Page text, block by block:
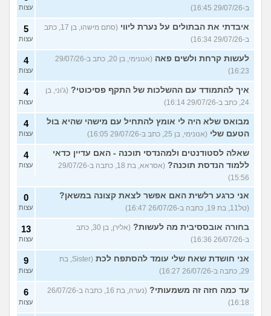
ב-29/07/26 16:45) עצות
איבדתי את הבתולים על נערת ליווי
(סתם מישהו, בן 17, כתב
ב-29/07/26 16:34)
5
עצות
לעשות קרחת ולשים פאה
(אנונימי, בן 20, כתב ב-29/07/26
16:23)
4
עצות
איך להתמודד עם ההשלכות של התקף פסיכוטי? (ג'וני, בן
24, כתב ב-29/07/26 16:14)
4
עצות
מבואס שלא היה לי אומץ להתחיל עם מישהי שהיא בול
הטעם שלי (אנונימי, בן 25, כתב ב-29/07/26 16:05)
4
עצות
שאלה לסטודנטים ולמהנדסי תוכנה - האם עדיין כדאי
ללמוד הנדסת תוכנה?
(אסראא, בת 18, כתבה ב-29/07/26
15:56)
4
עצות
אני כרגע רלשית האם אפשר לצאת קצונה במשאן?
(טל11, בת 19, כתבה ב-26/07/26 16:47)
0
עצות
בחורה אובססיבית מה לעשות?
(אלירן, בן 30, כתב
ב-26/07/26 16:36)
13
עצות
אני חושדת שאח שלי עומד להסתפח לכת
(Sister, בת
29, כתבה ב-26/07/26 16:27)
9
עצות
עד כמה חזה זה משמעותי?
(נערה, בת 16, כתבה ב-26/07/26
16:18)
6
עצות